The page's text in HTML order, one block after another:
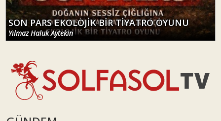
SON PARS EKOLOJİK BİR TİYATRO OYUNU
Yılmaz Haluk Aytekin